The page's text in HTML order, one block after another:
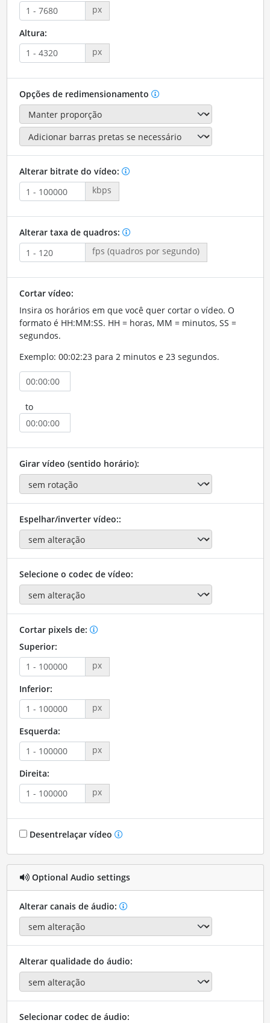
px
Altura:
px
Opções de redimensionamento
Alterar bitrate do vídeo:
kbps
Alterar taxa de quadros:
fps (quadros por segundo)
Cortar vídeo:
Insira os horários em que você quer cortar o vídeo. O
formato é HH:MM:SS. HH = horas, MM = minutos, SS =
segundos.
Exemplo: 00:02:23 para 2 minutos e 23 segundos.
to
Girar vídeo (sentido horário):
Espelhar/inverter vídeo::
Selecione o codec de vídeo:
Cortar pixels de:
Superior:
px
Inferior:
px
Esquerda:
px
Direita:
px
Desentrelaçar vídeo
Optional Audio settings
Alterar canais de áudio:
Alterar qualidade do áudio:
Selecionar codec de áudio: